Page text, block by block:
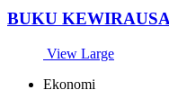
BUKU
View Large
Ekonomi